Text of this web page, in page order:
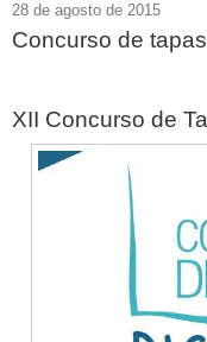
28 de agosto de 2015
Concurso de
XII Concurso de